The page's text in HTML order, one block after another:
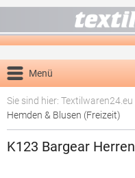
Menü
Sie sind hier: Textilwaren24.eu
Hemden & Blusen (Freizeit)
K123 Bargear